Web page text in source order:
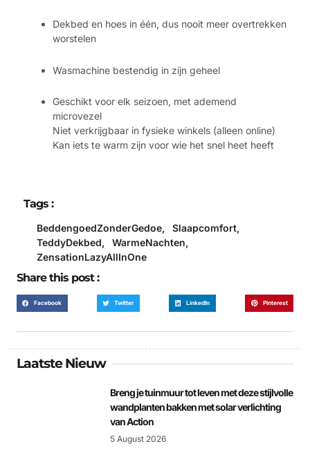
Dekbed en hoes in één, dus nooit meer overtrekken
worstelen
Wasmachine bestendig in zijn geheel
Geschikt voor elk seizoen, met ademend
microvezel
Niet verkrijgbaar in fysieke winkels (alleen online)
Kan iets te warm zijn voor wie het snel heet heeft
BeddengoedZonderGedoe, Slaapcomfort,
TeddyDekbed, WarmeNachten,
ZensationLazyAllInOne
Tags :
Share this post :
Facebook Twitter LinkedIn Pinterest
Laatste Nieuw
Breng je tuinmuur tot leven met deze stijlvolle
wandplanten bakken met solar verlichting
van Action
5 August 2026